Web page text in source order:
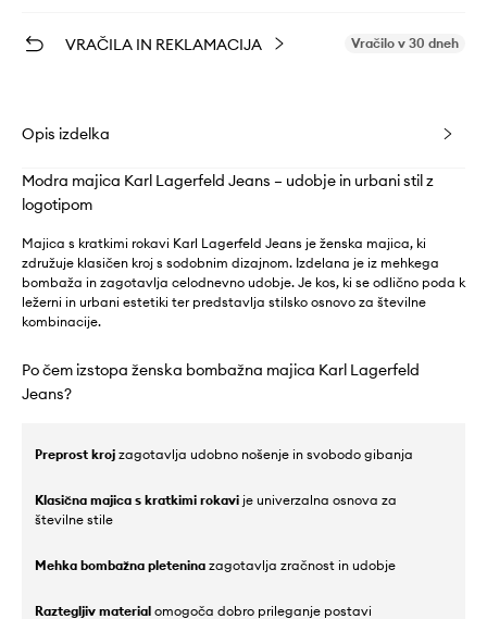
VRAČILA IN REKLAMACIJA Vračilo v 30 dneh
Opis izdelka
Modra majica Karl Lagerfeld Jeans – udobje in urbani stil z
logotipom
Majica s kratkimi rokavi Karl Lagerfeld Jeans je ženska majica, ki
združuje klasičen kroj s sodobnim dizajnom. Izdelana je iz mehkega
bombaža in zagotavlja celodnevno udobje. Je kos, ki se odlično poda k
ležerni in urbani estetiki ter predstavlja stilsko osnovo za številne
kombinacije.
Po čem izstopa ženska bombažna majica Karl Lagerfeld
Jeans?
Preprost kroj zagotavlja udobno nošenje in svobodo gibanja
Klasična majica s kratkimi rokavi je univerzalna osnova za
številne stile
Mehka bombažna pletenina zagotavlja zračnost in udobje
Raztegljiv material omogoča dobro prileganje postavi